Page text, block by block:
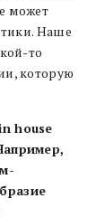
может
Наше
то
которую
house